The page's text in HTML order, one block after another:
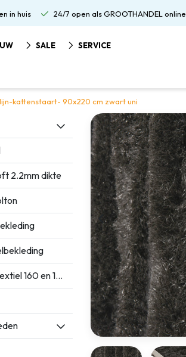
in huis 24/7 open als GROOTHANDEL online
SALE SERVICE
kattenstaart- 90x220 cm zwart uni
2.2mm dikte
Teflon gecoat Tafeltextiel 160 en 180cm breed